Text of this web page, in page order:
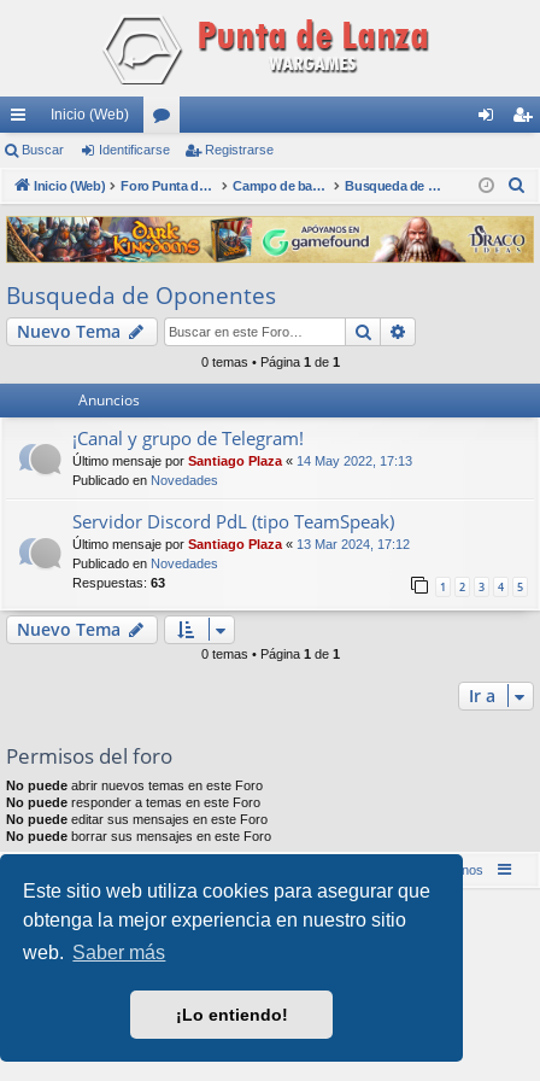
Este sitio web utiliza cookies para asegurar que
obtenga la mejor experiencia en nuestro sitio
web. Saber más
¡Lo entiendo!
nl
ac
es
rá
pi
do
Inicio (Web)
or
os nti
fic
ar
ist
ra
rs
Buscar Identificarse Registrarse
Inicio (Web) Foro Punta de Lanza Wargames Campo de batalla Busqueda de Oponentes
s
c
Busqueda de Oponentes
Nuevo Tema Buscar
0 temas • Página 1 de 1
Anuncios
¡Canal y grupo de Telegram!
Último mensaje por Santiago Plaza « 14 May 2022, 17:13
Publicado en Novedades
Servidor Discord PdL (tipo TeamSpeak)
Último mensaje por Santiago Plaza « 13 Mar 2024, 17:12
Publicado en Novedades
Respuestas: 63 1 2 3 4 5
Nuevo Tema
0 temas • Página 1 de 1
Ir a
Permisos del foro
No puede abrir nuevos temas en este Foro
No puede responder a temas en este Foro
No puede editar sus mensajes en este Foro
No puede borrar sus mensajes en este Foro
Contáctenos
Desarrollado por phpBB
® Forum Software © phpBB Limited
Traducción al español por